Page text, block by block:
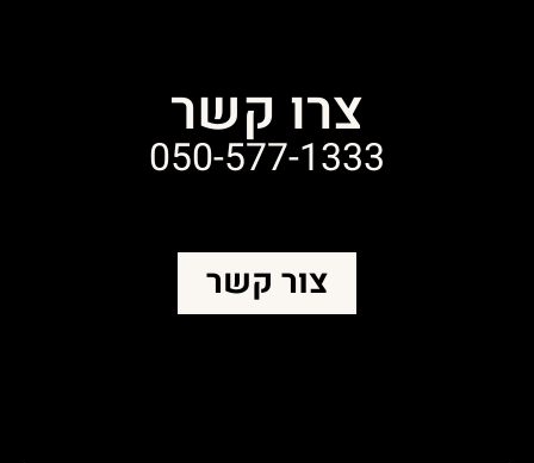
צרו קשר
050-577-1333
צור קשר